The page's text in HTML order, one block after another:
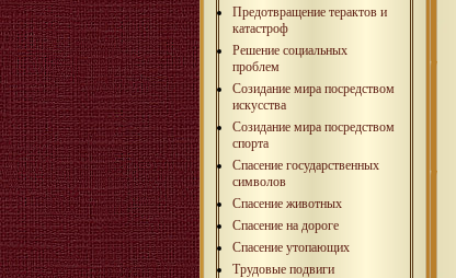
Предотвращение терактов и
катастроф
Решение социальных
проблем
Созидание мира посредством
искусства
Созидание мира посредством
спорта
Спасение государственных
символов
Спасение животных
Спасение на дороге
Спасение утопающих
Трудовые подвиги